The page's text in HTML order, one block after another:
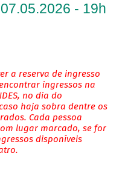
- 19h
a reserva de ingresso
ingressos na
no dia do
haja sobra dentre os
Cada pessoa
lugar marcado, se for
disponíveis